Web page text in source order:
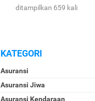
ditampilkan 659 kali
KATEGORI
Asuransi
Asuransi Jiwa
Asuransi Kendaraan